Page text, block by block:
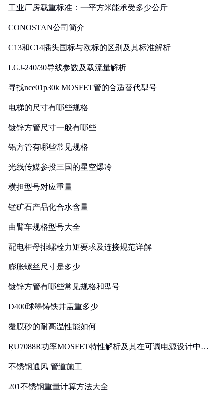
工业厂房载重标准：一平方米能承受多少公斤
CONOSTAN公司简介
C13和C14插头国标与欧标的区别及其标准解析
LGJ-240/30导线参数及载流量解析
寻找nce01p30k MOSFET管的合适替代型号
电梯的尺寸有哪些规格
镀锌方管尺寸一般有哪些
铝方管有哪些常见规格
光线传媒参投三国的星空爆冷
横担型号对应重量
锰矿石产品化合水含量
曲臂车规格型号大全
配电柜母排螺栓力矩要求及连接规范详解
膨胀螺丝尺寸是多少
镀锌方管有哪些常见规格和型号
D400球墨铸铁井盖重多少
覆膜砂的耐高温性能如何
RU7088R功率MOSFET特性解析及其在可调电源设计中的
不锈钢通风 管道施工
201不锈钢重量计算方法大全